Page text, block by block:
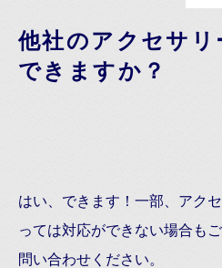
他社のアクセサリ
できますか？
はい、できます！一部、アク
っては対応ができない場合も
問い合わせください。